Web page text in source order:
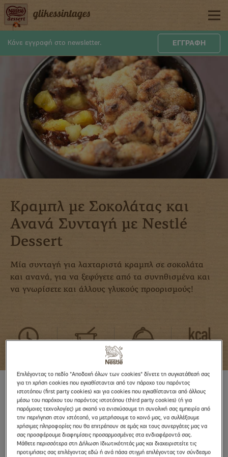
Skip
to
main
content
Κάνε εγγραφή στο newsletter. ΕΓΓΡΑΦΗ
Κραμπλ με Σοκολάτας και
Ανανά Συνταγή με Nestlé
Dessert
Μία συνταγή για λαχταριστά κραμπλ σε σοκολάτα
και ανανά, για να ξεφύγετε από τα συνηθισμένα και
να γνωρίσετε και άλλους γλυκούς προορισμούς!
ΥΛΙΚΑ
Κουβερτούρα NESTLÉ DESSERΤ (100γρ.)
Επιλέγοντας το πεδίο "Αποδοχή όλων των cookies" δίνετε τη συγκατάθεσή σας
για τη χρήση cookies που εγκαθίστανται από τον πάροχο του παρόντος
ιστοτόπου (first party cookies) και για cookies που εγκαθίστανται από άλλους
μέσω του παρόχου του παρόντος ιστοτόπου (third party cookies) (ή για
παρόμοιες τεχνολογίες) με σκοπό να ενισχύσουμε τη συνολική σας εμπειρία από
την περιήγηση στον ιστότοπό, να μετρήσουμε το κοινό μας, να συλλέξουμε
χρήσιμες πληροφορίες που θα επιτρέπουν σε εμάς και τους συνεργάτες μας να
σας προσφέρουμε διαφημίσεις προσαρμοσμένες στα ενδιαφέροντά σας.
Μάθετε περισσότερα στη Δήλωση Ιδιωτικότητάς μας και διαχειριστείτε τις
προτιμήσεις σας επιλέγοντας εδώ ή ανά πάσα στιγμή επιλέγοντας τον σύνδεσμο